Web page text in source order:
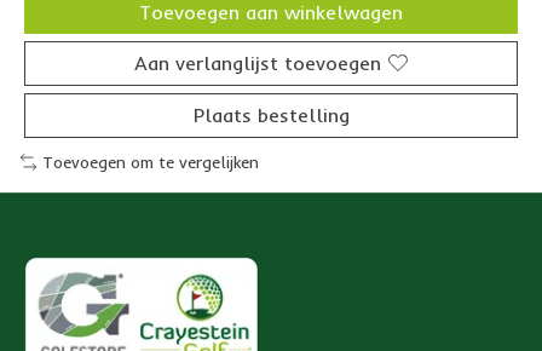
Toevoegen aan winkelwagen
Aan verlanglijst toevoegen
Plaats bestelling
Toevoegen om te vergelijken